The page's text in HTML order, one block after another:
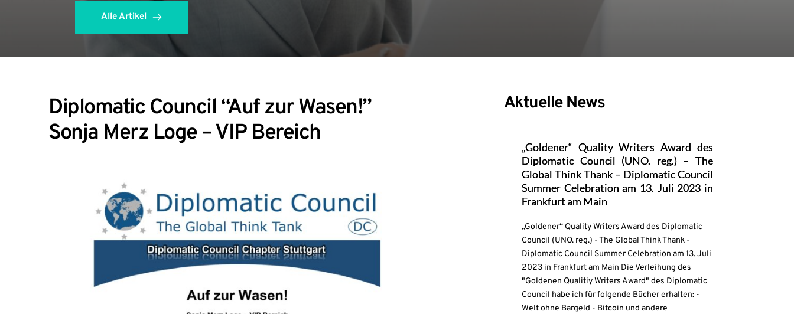
Alle Artikel
Diplomatic Council “Auf zur Wasen!”
Sonja Merz Loge – VIP Bereich
Aktuelle News
„Goldener“ Quality Writers Award des
Diplomatic Council (UNO. reg.) – The
Global Think Thank – Diplomatic Council
Summer Celebration am 13. Juli 2023 in
Frankfurt am Main
„Goldener“ Quality Writers Award des Diplomatic
Council (UNO. reg.) - The Global Think Thank -
Diplomatic Council Summer Celebration am 13. Juli
2023 in Frankfurt am Main Die Verleihung des
"Goldenen Qualitiy Writers Award" des Diplomatic
Council habe ich für folgende Bücher erhalten: -
Welt ohne Bargeld - Bitcoin und andere